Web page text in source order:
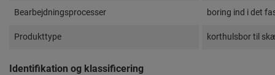
Bearbejdningsprocesser boring ind i det
Produkttype korthulsbor til
Identifikation og klassificering